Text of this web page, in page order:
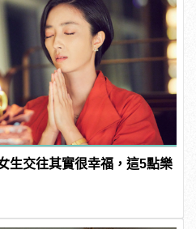
生交往其實很幸福，這5點樂